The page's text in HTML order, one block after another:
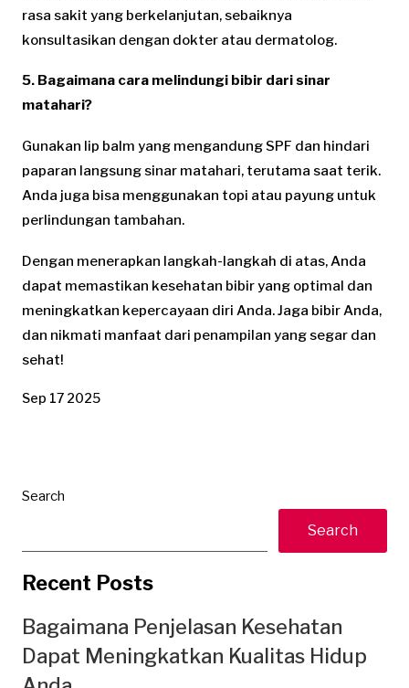
rasa sakit yang berkelanjutan, sebaiknya
konsultasikan dengan dokter atau dermatolog.
5. Bagaimana cara melindungi bibir dari sinar
matahari?
Gunakan lip balm yang mengandung SPF dan hindari
paparan langsung sinar matahari, terutama saat terik.
Anda juga bisa menggunakan topi atau payung untuk
perlindungan tambahan.
Dengan menerapkan langkah-langkah di atas, Anda
dapat memastikan kesehatan bibir yang optimal dan
meningkatkan kepercayaan diri Anda. Jaga bibir Anda,
dan nikmati manfaat dari penampilan yang segar dan
sehat!
Sep 17 2025
Search
Search
Recent Posts
Bagaimana Penjelasan Kesehatan
Dapat Meningkatkan Kualitas Hidup